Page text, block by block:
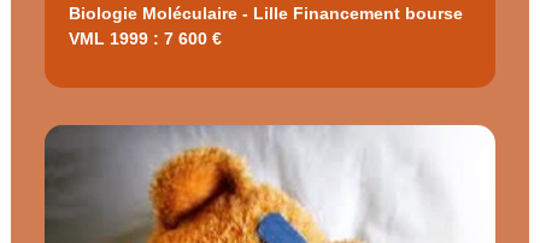
Biologie Moléculaire - Lille Financement bourse
VML 1999 : 7 600 €